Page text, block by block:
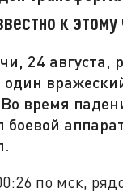
к этому
24 августа,
один
время
боевой
по мск,